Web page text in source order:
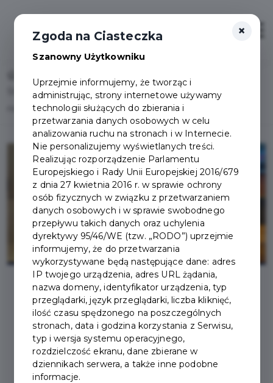
Start przebudowy ulicy Chopina - podpisanie umowy na
nowy wiadukt w Pruszczu Gdańskim
2026-03-16
START PRZEBUDOWY
ULICY CHOPINA -
×
Zgoda na Ciasteczka
Szanowny Użytkowniku
Uprzejmie informujemy, że tworząc i
administrując, strony internetowe używamy
technologii służących do zbierania i
przetwarzania danych osobowych w celu
analizowania ruchu na stronach i w Internecie.
Nie personalizujemy wyświetlanych treści.
Realizując rozporządzenie Parlamentu
Europejskiego i Rady Unii Europejskiej 2016/679
z dnia 27 kwietnia 2016 r. w sprawie ochrony
osób fizycznych w związku z przetwarzaniem
danych osobowych i w sprawie swobodnego
przepływu takich danych oraz uchylenia
dyrektywy 95/46/WE (tzw. „RODO”) uprzejmie
informujemy, że do przetwarzania
wykorzystywane będą następujące dane: adres
IP twojego urządzenia, adres URL żądania,
nazwa domeny, identyfikator urządzenia, typ
przeglądarki, język przeglądarki, liczba kliknięć,
ilość czasu spędzonego na poszczególnych
stronach, data i godzina korzystania z Serwisu,
typ i wersja systemu operacyjnego,
rozdzielczość ekranu, dane zbierane w
dziennikach serwera, a także inne podobne
informacje.